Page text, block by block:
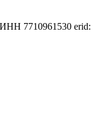
7710961530 erid: